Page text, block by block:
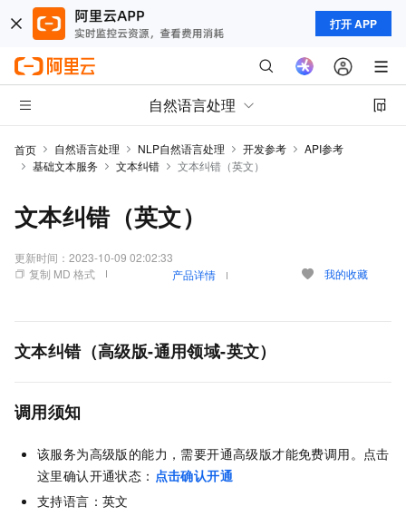
打开 APP
自然语言处理
首页 自然语言处理 NLP自然语言处理 开发参考
API参考
基础文本服务
文本纠错 文本纠错（英文）
文本纠错（英文）
更新时间： 2023-10-09 02:02:33
复制 MD 格式
产品详情 我的收藏
文本纠错（高级版-通用领域-英文）
调用须知
该服务为高级版的能力，需要开通高级版才能免费调用。点击
这里确认开通状态： 点击确认开通
支持语言：英文